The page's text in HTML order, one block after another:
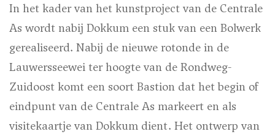
In het kader van het kunstproject van de Centrale
As wordt nabij Dokkum een stuk van een Bolwerk
gerealiseerd. Nabij de nieuwe rotonde in de
Lauwersseewei ter hoogte van de Rondweg-
Zuidoost komt een soort Bastion dat het begin of
eindpunt van de Centrale As markeert en als
visitekaartje van Dokkum dient. Het ontwerp van